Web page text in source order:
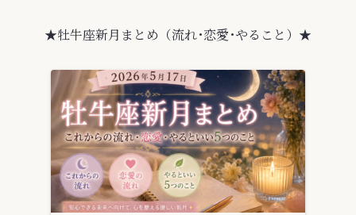
★牡牛座新月まとめ（流れ･恋愛･やること）★